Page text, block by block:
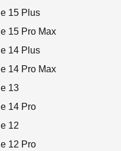
15 Plus
15 Pro Max
14 Plus
14 Pro Max
13
14 Pro
12
12 Pro